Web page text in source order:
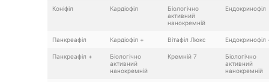
Коніфіл Кардіофіл
Біологічно
активний
нанокремній
Ендокринофіл
Панкреафіл Кардіофіл + Вітафіл Люкс Ендокринофіл
Панкреафіл +
Біологічно
активний
нанокремній
Кремній 7
Біологічно
активний
нанокремній